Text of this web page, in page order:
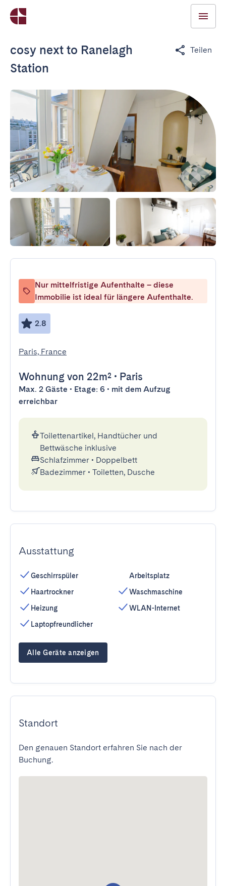
cosy next to Ranelagh
Station
Teilen
Nur mittelfristige Aufenthalte – diese
Immobilie ist ideal für längere Aufenthalte.
2.8
Paris, France
Wohnung von 22m² • Paris
Max. 2 Gäste • Etage: 6 • mit dem Aufzug
erreichbar
Toilettenartikel, Handtücher und
Bettwäsche inklusive
Schlafzimmer • Doppelbett
Badezimmer • Toiletten, Dusche
Ausstattung
Geschirrspüler
Haartrockner
Heizung
Laptopfreundlicher
Arbeitsplatz
Waschmaschine
WLAN-Internet
Alle Geräte anzeigen
Standort
Den genauen Standort erfahren Sie nach der
Buchung.